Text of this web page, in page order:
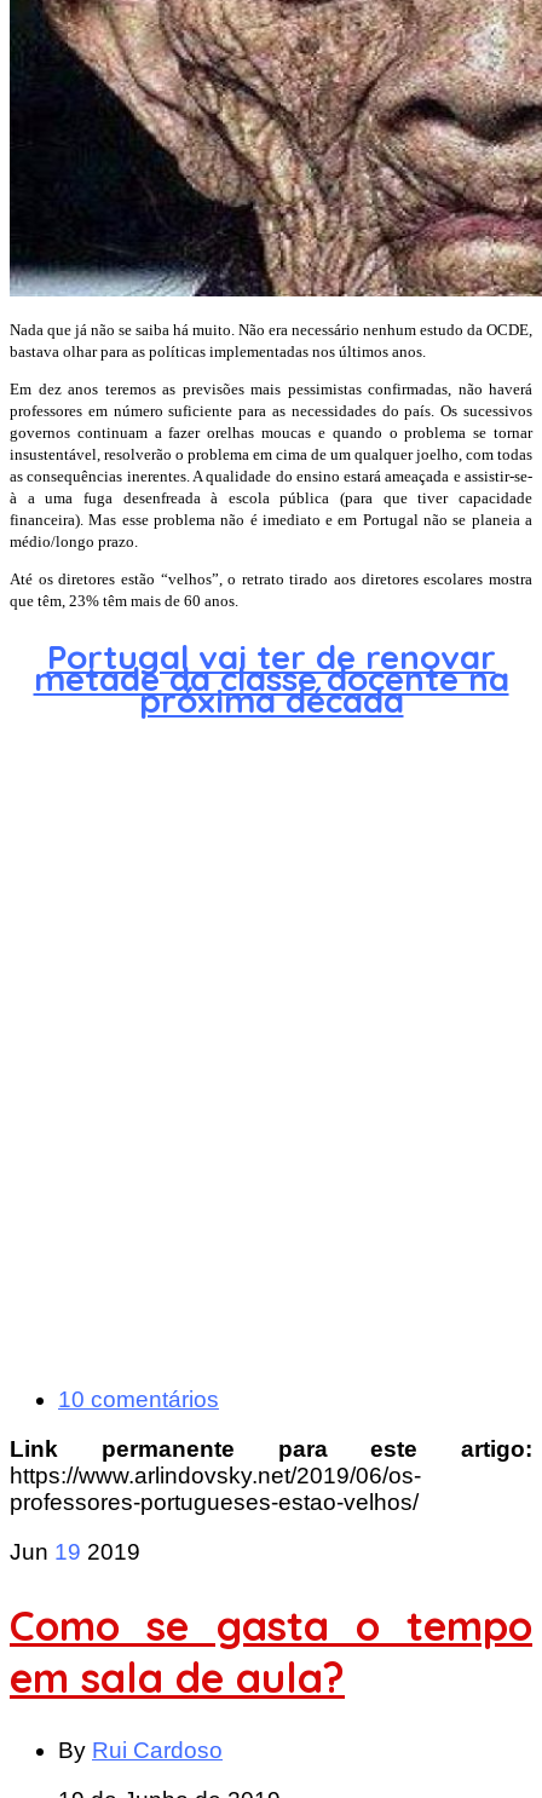
Nada que já não se saiba há muito. Não era necessário nenhum estudo da OCDE,
bastava olhar para as políticas implementadas nos últimos anos.
Em dez anos teremos as previsões mais pessimistas confirmadas, não haverá
professores em número suficiente para as necessidades do país. Os sucessivos
governos continuam a fazer orelhas moucas e quando o problema se tornar
insustentável, resolverão o problema em cima de um qualquer joelho, com todas
as consequências inerentes. A qualidade do ensino estará ameaçada e assistir-se-
à a uma fuga desenfreada à escola pública (para que tiver capacidade
financeira). Mas esse problema não é imediato e em Portugal não se planeia a
médio/longo prazo.
Até os diretores estão “velhos”, o retrato tirado aos diretores escolares mostra
que têm, 23% têm mais de 60 anos.
Portugal vai ter de renovar
metade da classe docente na
próxima década
10 comentários
Link permanente para este artigo:
https://www.arlindovsky.net/2019/06/os-
professores-portugueses-estao-velhos/
Jun 19 2019
Como se gasta o tempo
em sala de aula?
By Rui Cardoso